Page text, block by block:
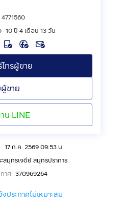
4771560
10 ปี 4 เดือน 13 วัน
ทรผู้ขาย
ขาย
น LINE
17 ก.ค. 2569 09:53 น.
สมุทรเจดีย์ สมุทรปราการ
าศ 370969264
งประกาศไม่เหมาะสม